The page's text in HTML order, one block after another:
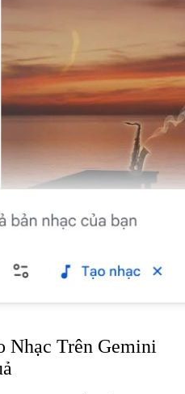
Nhạc Trên Gemini